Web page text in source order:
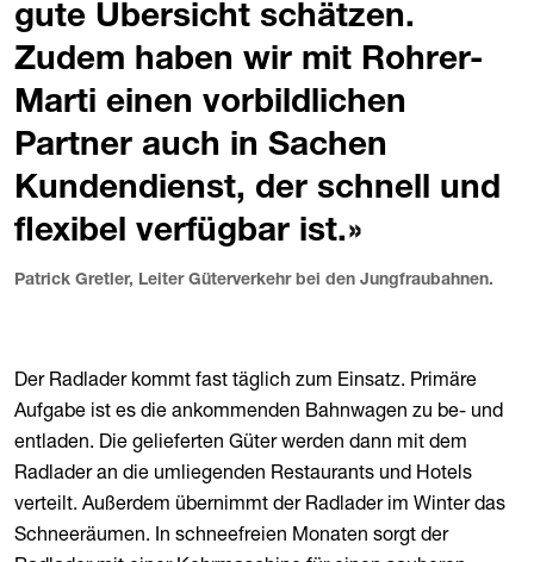
gute Übersicht schätzen.
Zudem haben wir mit Rohrer-
Marti einen vorbildlichen
Partner auch in Sachen
Kundendienst, der schnell und
flexibel verfügbar ist.
Patrick Gretler, Leiter Güterverkehr bei den Jungfraubahnen.
Der Radlader kommt fast täglich zum Einsatz. Primäre
Aufgabe ist es die ankommenden Bahnwagen zu be- und
entladen. Die gelieferten Güter werden dann mit dem
Radlader an die umliegenden Restaurants und Hotels
verteilt. Außerdem übernimmt der Radlader im Winter das
Schneeräumen. In schneefreien Monaten sorgt der